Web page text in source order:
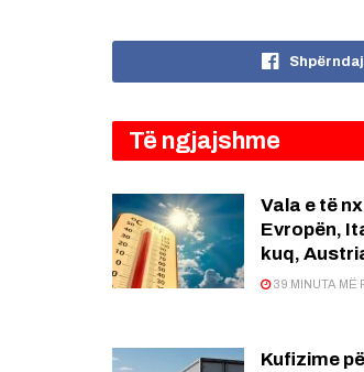
Të ngjajshme
Vala e të
Evropën,
kuq,
39 MINUTA MË
Kufizime